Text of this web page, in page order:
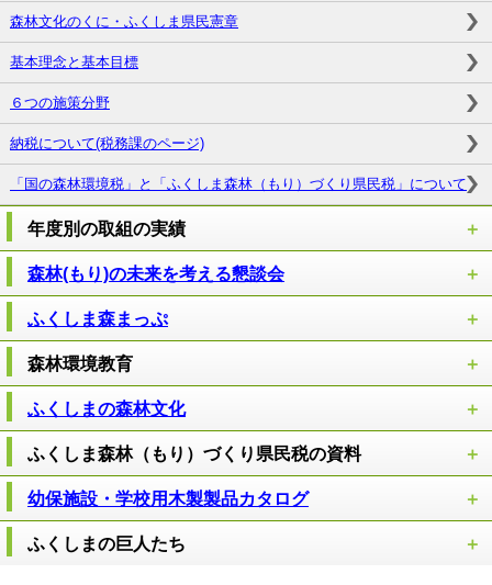
森林文化のくに・ふくしま県民憲章
基本理念と基本目標
６つの施策分野
納税について(税務課のページ)
「国の森林環境税」と「ふくしま森林（もり）づくり県民税」について
年度別の取組の実績
森林(もり)の未来を考える懇談会
ふくしま森まっぷ
森林環境教育
ふくしまの森林文化
ふくしま森林（もり）づくり県民税の資料
幼保施設・学校用木製製品カタログ
ふくしまの巨人たち